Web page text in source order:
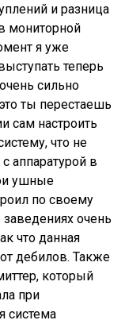
и разница
мониторной
я уже
теперь
сильно
ты перестаешь
сам настроить
что не
аппаратурой в
ушные
по своему
очень
что данная
дебилов. Также
который
при
система